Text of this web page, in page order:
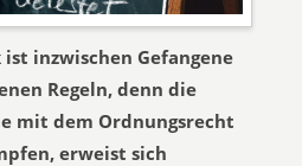
inzwischen Gefangene
Regeln, denn die
mit dem Ordnungsrecht
erweist sich